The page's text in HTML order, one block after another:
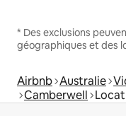
* Des exclusions
géographiques et des
Airbnb Australie
Camberwell